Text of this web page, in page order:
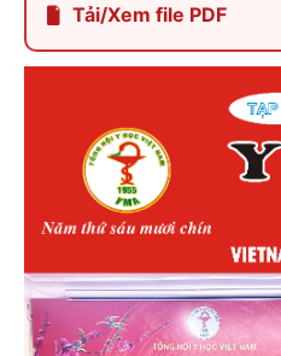
Tải/Xem file PDF